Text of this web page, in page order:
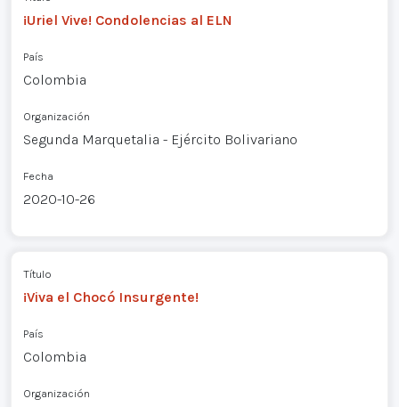
¡Uriel Vive! Condolencias al ELN
País
Colombia
Organización
Segunda Marquetalia - Ejército Bolivariano
Fecha
2020-10-26
Título
¡Viva el Chocó Insurgente!
País
Colombia
Organización